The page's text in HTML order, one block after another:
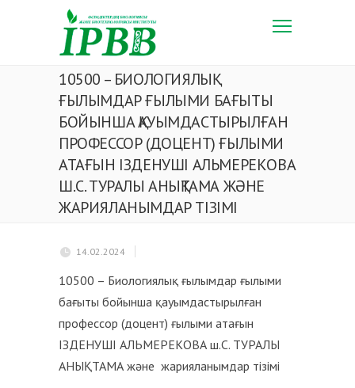
10500 – БИОЛОГИЯЛЫҚ
ҒЫЛЫМДАР ҒЫЛЫМИ БАҒЫТЫ
БОЙЫНША ҚАУЫМДАСТЫРЫЛҒАН
ПРОФЕССОР (ДОЦЕНТ) ҒЫЛЫМИ
АТАҒЫН ІЗДЕНУШІ АЛЬМЕРЕКОВА
Ш.С. ТУРАЛЫ АНЫҚТАМА ЖӘНЕ
ЖАРИЯЛАНЫМДАР ТІЗІМІ
14.02.2024
10500 – Биологиялық ғылымдар ғылыми
бағыты бойынша қауымдастырылған
профессор (доцент) ғылыми атағын
ІЗДЕНУШІ АЛЬМЕРЕКОВА ш.С. ТУРАЛЫ
АНЫҚТАМА және жарияланымдар тізімі